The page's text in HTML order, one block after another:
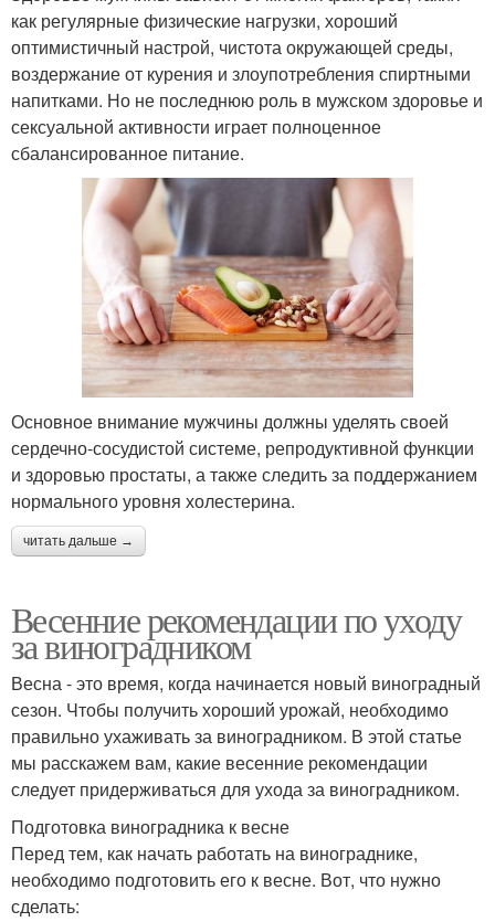
как регулярные физические нагрузки, хороший
оптимистичный настрой, чистота окружающей среды,
воздержание от курения и злоупотребления спиртными
напитками. Но не последнюю роль в мужском здоровье и
сексуальной активности играет полноценное
сбалансированное питание.
Основное внимание мужчины должны уделять своей
сердечно-сосудистой системе, репродуктивной функции
и здоровью простаты, а также следить за поддержанием
нормального уровня холестерина.
читать дальше →
Весенние рекомендации по уходу
за виноградником
Весна - это время, когда начинается новый виноградный
сезон. Чтобы получить хороший урожай, необходимо
правильно ухаживать за виноградником. В этой статье
мы расскажем вам, какие весенние рекомендации
следует придерживаться для ухода за виноградником.
Подготовка виноградника к весне
Перед тем, как начать работать на винограднике,
необходимо подготовить его к весне. Вот, что нужно
сделать: